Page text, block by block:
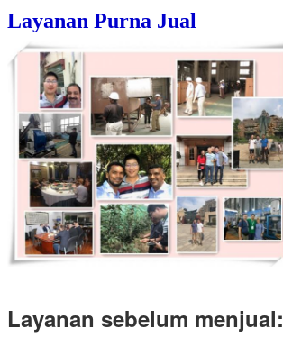
Layanan Purna Jual
Layanan sebelum menjual: